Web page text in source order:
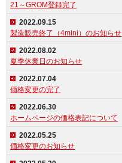
21～GROM登録完了
2022.09.15
製造販売終了（4mini）のお知らせ
2022.08.02
夏季休業日のお知らせ
2022.07.04
価格変更の完了
2022.06.30
ホームページの価格表記について
2022.05.25
価格変更のお知らせ